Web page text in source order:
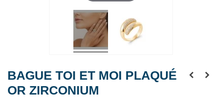
BAGUE TOI ET MOI PLAQUÉ
OR ZIRCONIUM